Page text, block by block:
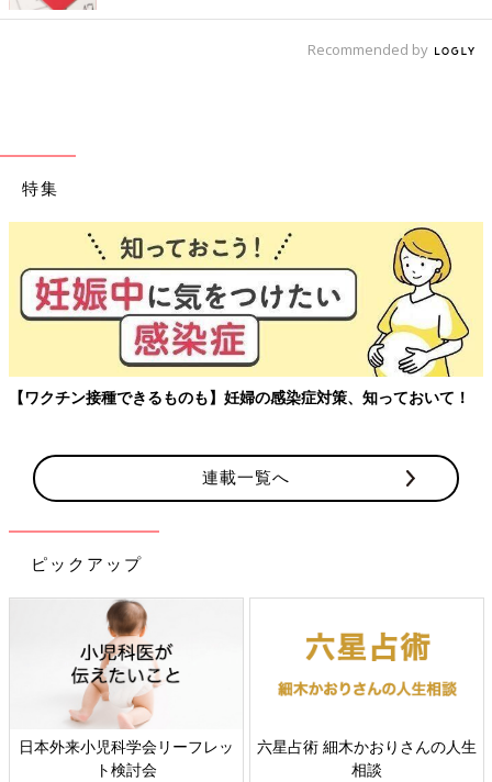
Recommended by
特集
【ワクチン接種できるものも】妊婦の感染症対策、知っておいて！
連載一覧へ
ピックアップ
日本外来小児科学会リーフレッ
ト検討会
六星占術 細木かおりさんの人生
相談